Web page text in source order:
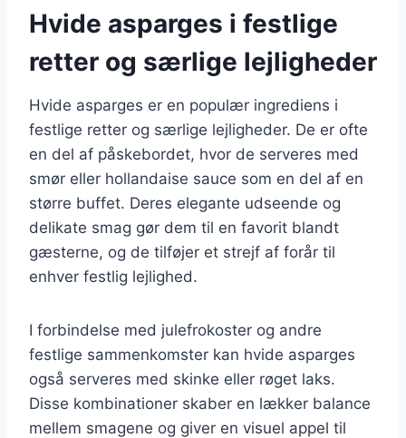
Hvide asparges i festlige
retter og særlige lejligheder
Hvide asparges er en populær ingrediens i
festlige retter og særlige lejligheder. De er ofte
en del af påskebordet, hvor de serveres med
smør eller hollandaise sauce som en del af en
større buffet. Deres elegante udseende og
delikate smag gør dem til en favorit blandt
gæsterne, og de tilføjer et strejf af forår til
enhver festlig lejlighed.
I forbindelse med julefrokoster og andre
festlige sammenkomster kan hvide asparges
også serveres med skinke eller røget laks.
Disse kombinationer skaber en lækker balance
mellem smagene og giver en visuel appel til